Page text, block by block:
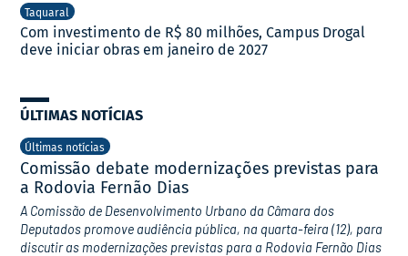
Taquaral
Com investimento de R$ 80 milhões, Campus Drogal
deve iniciar obras em janeiro de 2027
ÚLTIMAS NOTÍCIAS
Últimas notícias
Comissão debate modernizações previstas para
a Rodovia Fernão Dias
A Comissão de Desenvolvimento Urbano da Câmara dos
Deputados promove audiência pública, na quarta-feira (12), para
discutir as modernizações previstas para a Rodovia Fernão Dias